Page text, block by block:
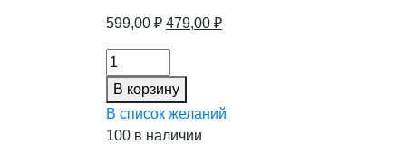
599,00₽ Первоначальная
599,00 ₽.
479,00 ₽Текущая
Горошек
зеленый
ж/
б
3100/1800кг
В корзину
В список желаний
100 в наличии